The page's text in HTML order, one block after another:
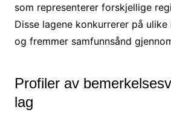
som representerer forskjellige
Disse lagene konkurrerer på
og fremmer samfunnsånd
Profiler av
lag